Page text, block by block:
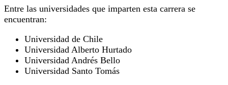
Entre las universidades que imparten esta carrera se
encuentran:
Universidad de Chile
Universidad Alberto Hurtado
Universidad Andrés Bello
Universidad Santo Tomás